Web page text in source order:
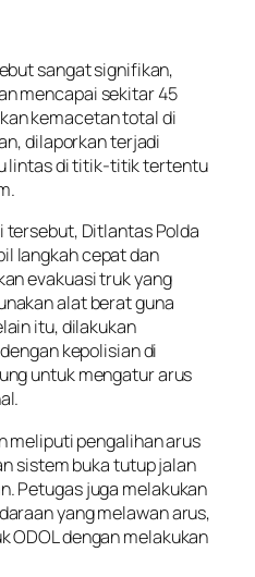
sangat signifikan,
mencapai sekitar 45
kemacetan total di
dilaporkan terjadi
lintas di titik-titik tertentu
tersebut, Ditlantas Polda
langkah cepat dan
evakuasi truk yang
alat berat guna
itu, dilakukan
kepolisian di
untuk mengatur arus
meliputi pengalihan arus
sistem buka tutup jalan
Petugas juga melakukan
yang melawan arus,
ODOL dengan melakukan